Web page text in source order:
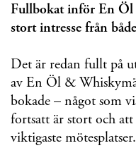
Fullbokat inför En Öl
stort intresse från
Det är redan fullt på
av En Öl &
bokade – något som
fortsatt är stort och att
viktigaste mötesplatser.